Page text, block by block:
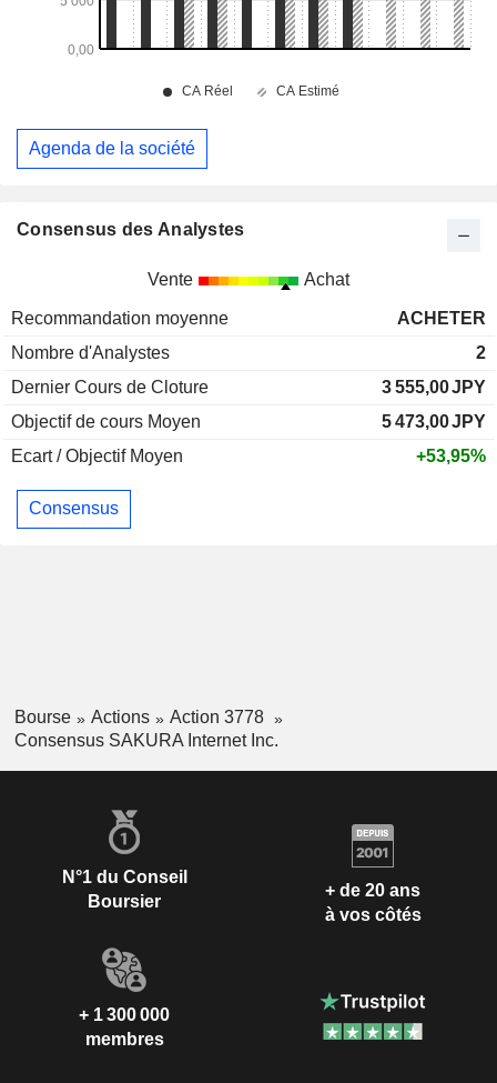
Consensus des Analystes
Vente Achat
Recommandation moyenne
ACHETER
Nombre d'Analystes
2
Dernier Cours de Cloture
3 555,00JPY
Objectif de cours Moyen
5 473,00JPY
Ecart / Objectif Moyen
+53,95%
Consensus
Agenda de la société
Bourse Actions
Action 3778
Consensus SAKURA Internet Inc.
N°1 du Conseil
Boursier
+ de 20 ans
à vos côtés
+ 1 300 000
membres